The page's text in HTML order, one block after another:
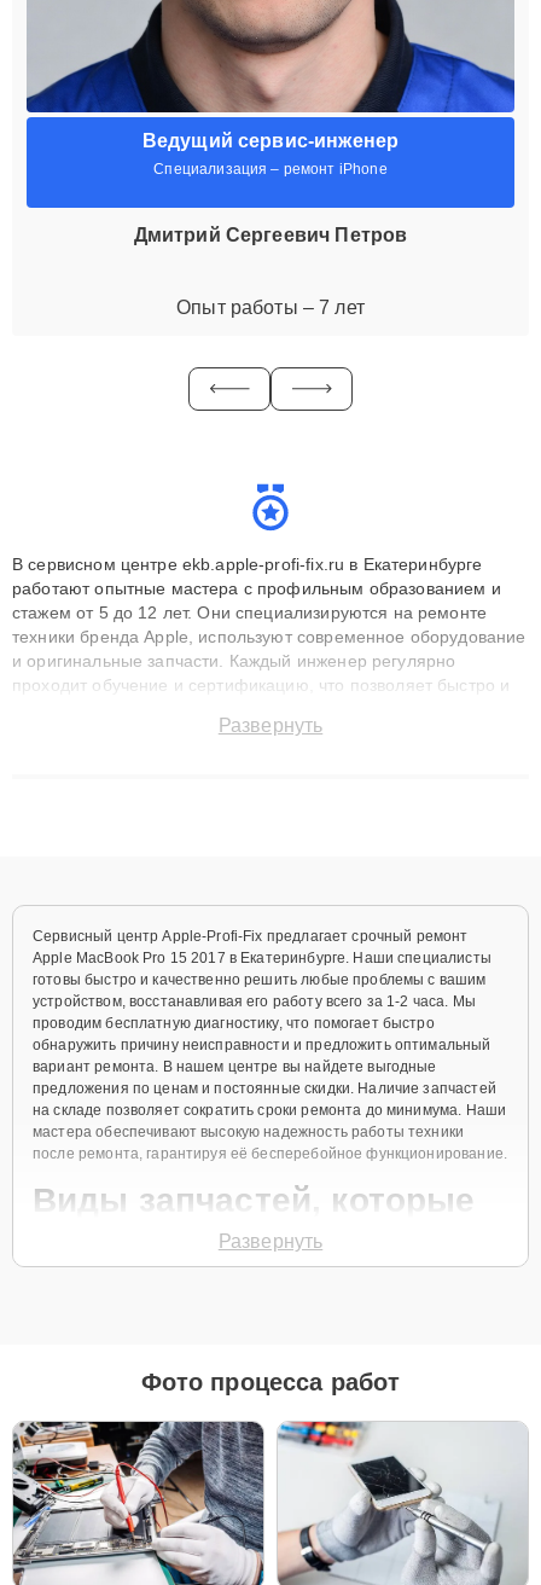
Ведущий сервис-инженер
Специализация – ремонт iPhone
Дмитрий Сергеевич Петров
Опыт работы – 7 лет
В сервисном центре ekb.apple-profi-fix.ru в Екатеринбурге
работают опытные мастера с профильным образованием и
стажем от 5 до 12 лет. Они специализируются на ремонте
техники бренда Apple, используют современное оборудование
и оригинальные запчасти. Каждый инженер регулярно
проходит обучение и сертификацию, что позволяет быстро и
сохранением гарантии до 3 лет. Наши мастера решают
Развернуть
Сервисный центр Apple-Profi-Fix предлагает срочный ремонт
Apple MacBook Pro 15 2017 в Екатеринбурге. Наши специалисты
готовы быстро и качественно решить любые проблемы с вашим
устройством, восстанавливая его работу всего за 1-2 часа. Мы
проводим бесплатную диагностику, что помогает быстро
обнаружить причину неисправности и предложить оптимальный
вариант ремонта. В нашем центре вы найдете выгодные
предложения по ценам и постоянные скидки. Наличие запчастей
на складе позволяет сократить сроки ремонта до минимума. Наши
мастера обеспечивают высокую надежность работы техники
после ремонта, гарантируя её бесперебойное функционирование.
Виды запчастей, которые
мы используем
Как выбрать подходящие запчасти:
Если ваше устройство планируется использовать
длительное время, оригинальные запчасти — это
лучший выбор для обеспечения максимальной
совместимости и надежности.
Если планируется обновление устройства в
ближайшее время, можно рассмотреть установку
Развернуть
Фото процесса работ